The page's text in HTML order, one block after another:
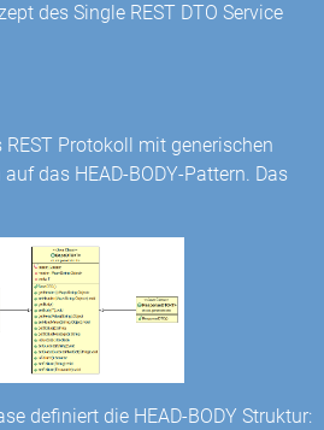
des Single REST DTO Service
Protokoll mit generischen
das HEAD-BODY-Pattern. Das
definiert die HEAD-BODY Struktur: